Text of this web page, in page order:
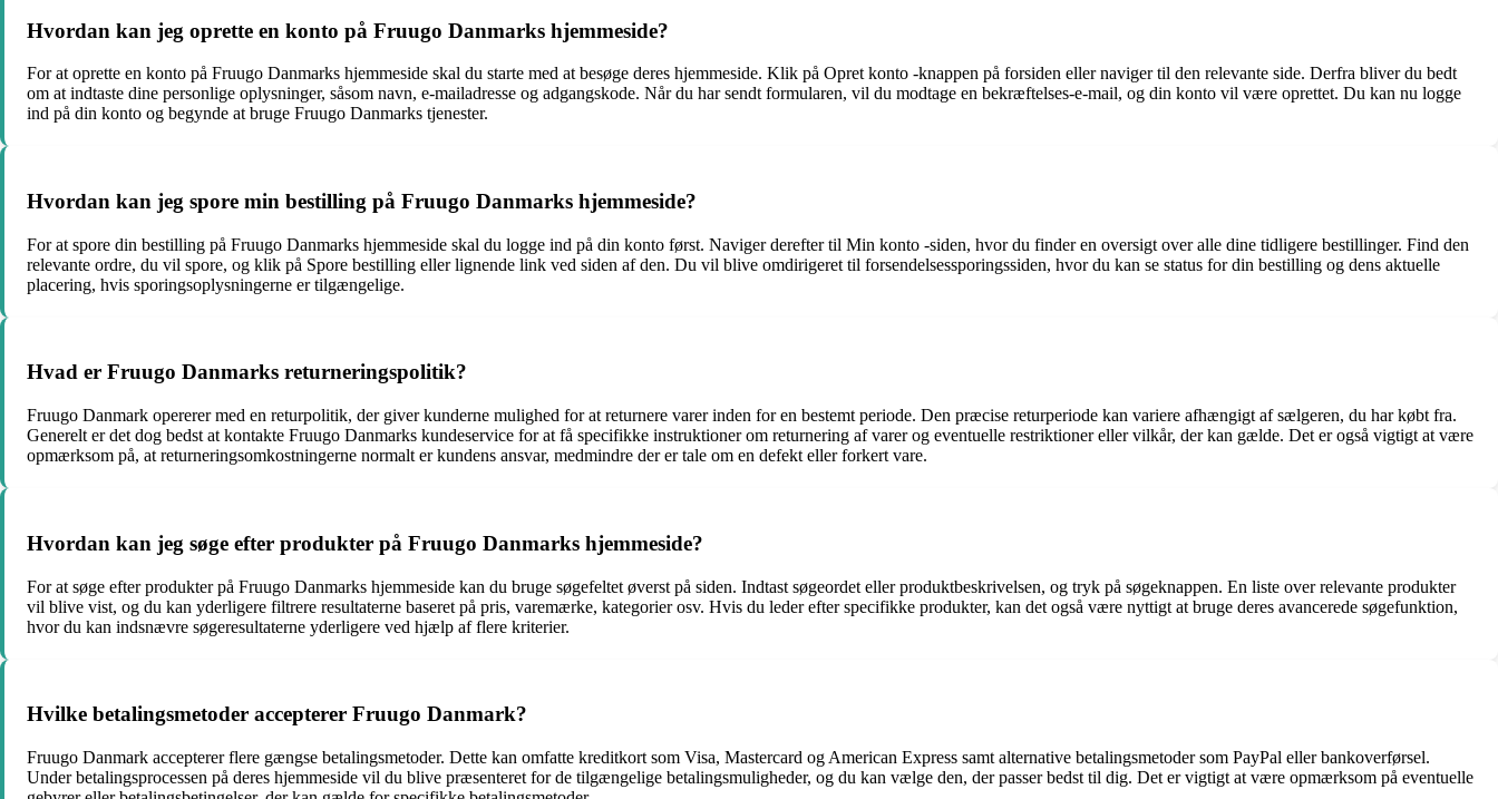
Hvordan kan jeg oprette en konto på Fruugo Danmarks hjemmeside?
For at oprette en konto på Fruugo Danmarks hjemmeside skal du starte med at besøge deres hjemmeside. Klik på Opret konto -knappen på forsiden eller naviger til den relevante side. Derfra bliver du bedt
om at indtaste dine personlige oplysninger, såsom navn, e-mailadresse og adgangskode. Når du har sendt formularen, vil du modtage en bekræftelses-e-mail, og din konto vil være oprettet. Du kan nu logge
ind på din konto og begynde at bruge Fruugo Danmarks tjenester.
Hvordan kan jeg spore min bestilling på Fruugo Danmarks hjemmeside?
For at spore din bestilling på Fruugo Danmarks hjemmeside skal du logge ind på din konto først. Naviger derefter til Min konto -siden, hvor du finder en oversigt over alle dine tidligere bestillinger. Find den
relevante ordre, du vil spore, og klik på Spore bestilling eller lignende link ved siden af den. Du vil blive omdirigeret til forsendelsessporingssiden, hvor du kan se status for din bestilling og dens aktuelle
placering, hvis sporingsoplysningerne er tilgængelige.
Hvad er Fruugo Danmarks returneringspolitik?
Fruugo Danmark opererer med en returpolitik, der giver kunderne mulighed for at returnere varer inden for en bestemt periode. Den præcise returperiode kan variere afhængigt af sælgeren, du har købt fra.
Generelt er det dog bedst at kontakte Fruugo Danmarks kundeservice for at få specifikke instruktioner om returnering af varer og eventuelle restriktioner eller vilkår, der kan gælde. Det er også vigtigt at være
opmærksom på, at returneringsomkostningerne normalt er kundens ansvar, medmindre der er tale om en defekt eller forkert vare.
Hvordan kan jeg søge efter produkter på Fruugo Danmarks hjemmeside?
For at søge efter produkter på Fruugo Danmarks hjemmeside kan du bruge søgefeltet øverst på siden. Indtast søgeordet eller produktbeskrivelsen, og tryk på søgeknappen. En liste over relevante produkter
vil blive vist, og du kan yderligere filtrere resultaterne baseret på pris, varemærke, kategorier osv. Hvis du leder efter specifikke produkter, kan det også være nyttigt at bruge deres avancerede søgefunktion,
hvor du kan indsnævre søgeresultaterne yderligere ved hjælp af flere kriterier.
Hvilke betalingsmetoder accepterer Fruugo Danmark?
Fruugo Danmark accepterer flere gængse betalingsmetoder. Dette kan omfatte kreditkort som Visa, Mastercard og American Express samt alternative betalingsmetoder som PayPal eller bankoverførsel.
Under betalingsprocessen på deres hjemmeside vil du blive præsenteret for de tilgængelige betalingsmuligheder, og du kan vælge den, der passer bedst til dig. Det er vigtigt at være opmærksom på eventuelle